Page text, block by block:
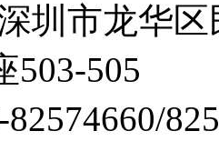
圳市龙华
503-505